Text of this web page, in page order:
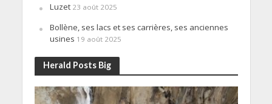
Luzet 23 août 2025
Bollène, ses lacs et ses carrières, ses anciennes
usines 19 août 2025
Herald Posts Big